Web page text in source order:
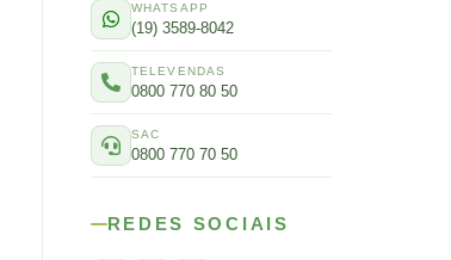
WHATSAPP
(19) 3589-8042
TELEVENDAS
0800 770 80 50
SAC
0800 770 70 50
REDES SOCIAIS